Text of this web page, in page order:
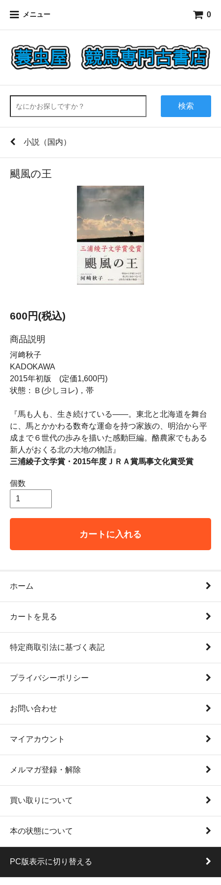
メニュー 0
検索
小説（国内）
颶風の王
600円(税込)
商品説明
河﨑秋子
KADOKAWA
2015年初版 (定価1,600円)
状態：Ｂ(少しヨレ)，帯
『馬も人も、生き続けている――。東北と北海道を舞台
に、馬とかかわる数奇な運命を持つ家族の、明治から平
成まで６世代の歩みを描いた感動巨編。酪農家でもある
新人がおくる北の大地の物語』
三浦綾子文学賞・2015年度ＪＲＡ賞馬事文化賞受賞
個数
カートに入れる
ホーム
カートを見る
特定商取引法に基づく表記
プライバシーポリシー
お問い合わせ
マイアカウント
メルマガ登録・解除
買い取りについて
本の状態について
PC版表示に切り替える